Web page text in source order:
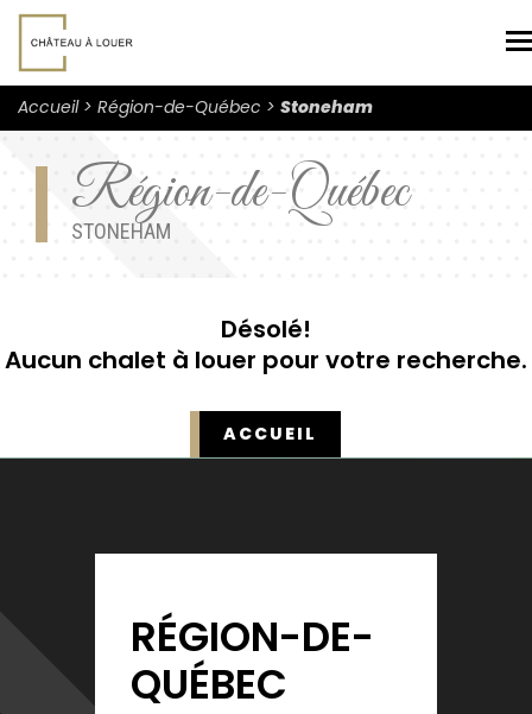
Accueil Région-de-Québec Stoneham
Région-de-Québec
STONEHAM
Désolé!
Aucun chalet à louer pour votre recherche.
ACCUEIL
RÉGION-DE-
QUÉBEC